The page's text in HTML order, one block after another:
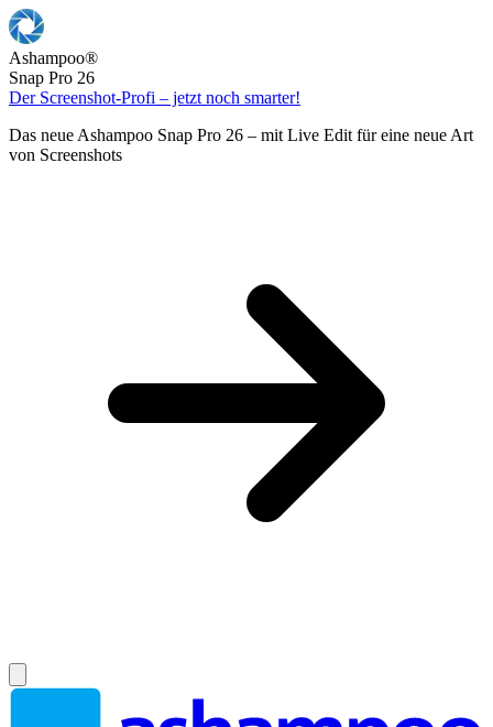
Ashampoo®
Snap Pro 26
Der Screenshot-Profi – jetzt noch smarter!
Das neue Ashampoo Snap Pro 26 – mit Live Edit für eine neue Art
von Screenshots